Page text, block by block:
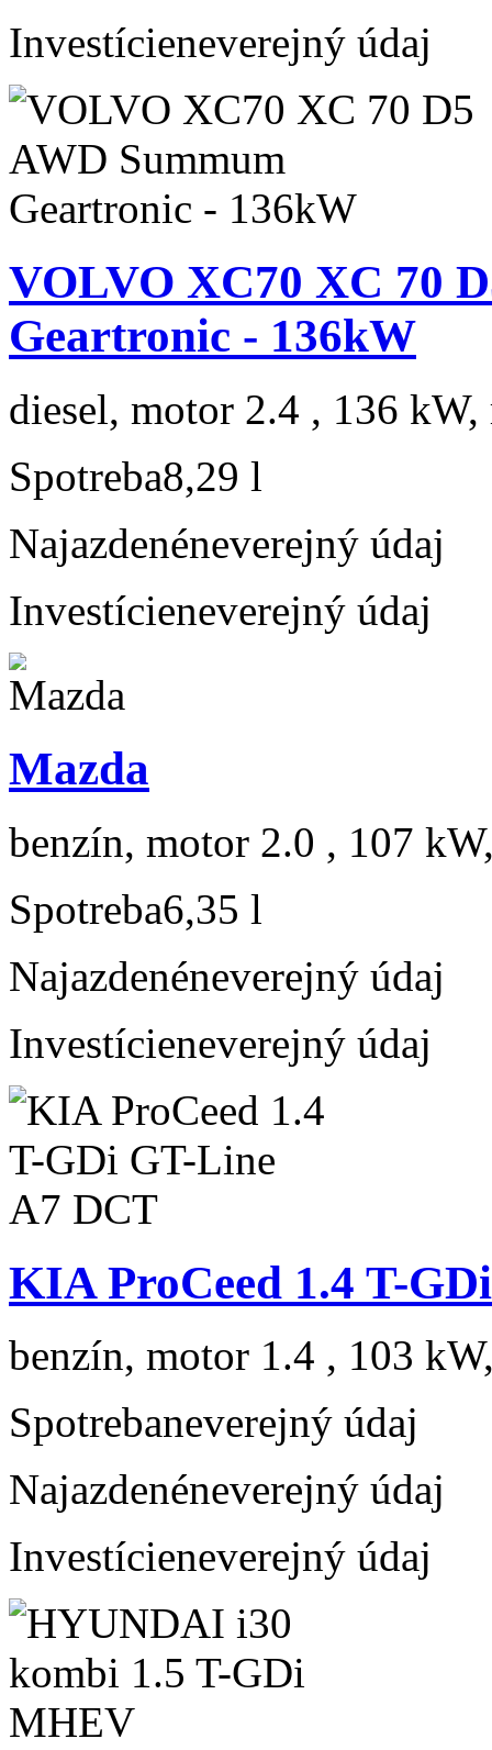
Investícieneverejný údaj
VOLVO XC70 XC 70
Geartronic - 136kW
diesel, motor 2.4 , 136 kW,
Spotreba8,29 l
Najazdenéneverejný údaj
Investícieneverejný údaj
Mazda
benzín, motor 2.0 , 107
Spotreba6,35 l
Najazdenéneverejný údaj
Investícieneverejný údaj
KIA ProCeed 1.4 T-
benzín, motor 1.4 , 103
Spotrebaneverejný údaj
Najazdenéneverejný údaj
Investícieneverejný údaj